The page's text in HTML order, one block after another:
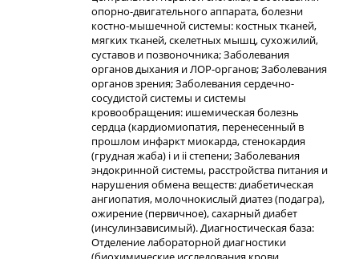
опорно-двигательного аппарата, болезни
костно-мышечной системы: костных тканей,
мягких тканей, скелетных мышц, сухожилий,
суставов и позвоночника; Заболевания
органов дыхания и ЛОР-органов; Заболевания
органов зрения; Заболевания сердечно-
сосудистой системы и системы
кровообращения: ишемическая болезнь
сердца (кардиомиопатия, перенесенный в
прошлом инфаркт миокарда, стенокaрдия
(груднaя жaбa) i и ii степени; Заболевания
эндокринной системы, расстройства питания и
нарушения обмена веществ: диабетическая
ангиопатия, молочнокислый диатез (подагра),
ожирение (первичное), сахарный диабет
(инсулинзависимый). Диагностическая база:
Отделение лабораторной диагностики